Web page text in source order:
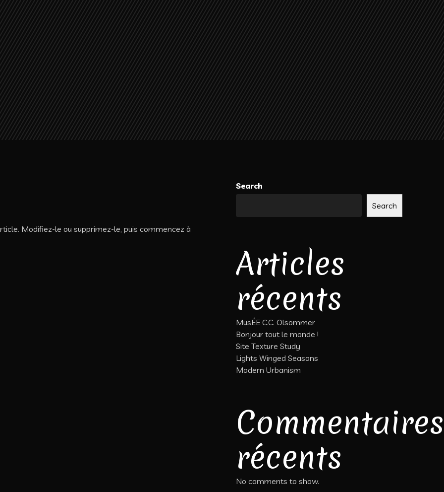
Modifiez-le ou supprimez-le, puis commencez à
Search
Search
Articles
récents
MusÉE C.C. Olsommer
Bonjour tout le monde !
Site Texture Study
Lights Winged Seasons
Modern Urbanism
Commentaires
récents
No comments to show.